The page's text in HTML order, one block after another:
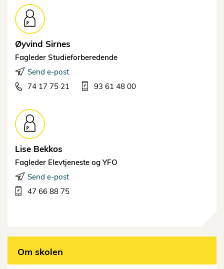
Øyvind Sirnes
Fagleder Studieforberedende
Send e-post
74 17 75 21
93 61 48 00
Lise Bekkos
Fagleder Elevtjeneste og YFO
Send e-post
47 66 88 75
Om skolen